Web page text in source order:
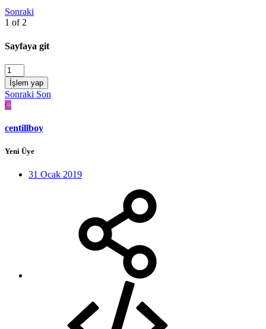
Sonraki
1 of 2
Sayfaya git
İşlem yap
Sonraki Son
C
centillboy
Yeni Üye
31 Ocak 2019